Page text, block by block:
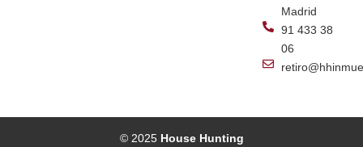
Madrid
91 433 38
06
© 2025House Hunting